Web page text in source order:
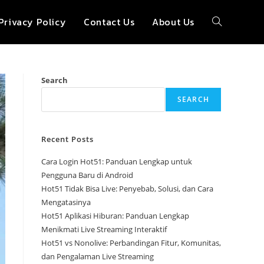
Policy Contact Us About Us Toggle
search
Search
SEARCH
Recent Posts
Cara Login Hot51: Panduan Lengkap untuk
Pengguna Baru di Android
Hot51 Tidak Bisa Live: Penyebab, Solusi, dan Cara
Mengatasinya
Hot51 Aplikasi Hiburan: Panduan Lengkap
Menikmati Live Streaming Interaktif
Hot51 vs Nonolive: Perbandingan Fitur, Komunitas,
dan Pengalaman Live Streaming